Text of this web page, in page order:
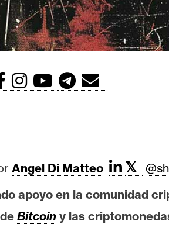
Angel Di Matteo 𝕏
apoyo en la comunidad
Bitcoin y las